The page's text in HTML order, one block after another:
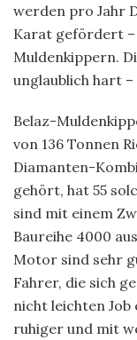
werden pro Jahr
Karat gefördert
Muldenkippern.
unglaublich hart
Belaz-
von 136 Tonnen
Diamanten-
gehört, hat 55
sind mit einem
Baureihe 4000
Motor sind sehr
Fahrer, die sich
nicht leichten
ruhiger und mit